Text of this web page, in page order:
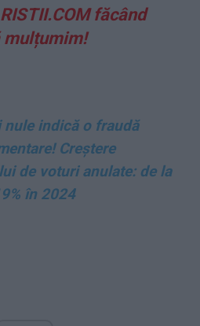
făcând
mulțumim!
nule indică o fraudă
Creștere
de voturi anulate: de la
în 2024